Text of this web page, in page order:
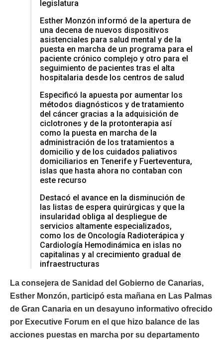
legislatura
Esther Monzón informó de la apertura de
una decena de nuevos dispositivos
asistenciales para salud mental y de la
puesta en marcha de un programa para el
paciente crónico complejo y otro para el
seguimiento de pacientes tras el alta
hospitalaria desde los centros de salud
Especificó la apuesta por aumentar los
métodos diagnósticos y de tratamiento
del cáncer gracias a la adquisición de
ciclotrones y de la protonterapia así
como la puesta en marcha de la
administración de los tratamientos a
domicilio y de los cuidados paliativos
domiciliarios en Tenerife y Fuerteventura,
islas que hasta ahora no contaban con
este recurso
Destacó el avance en la disminución de
las listas de espera quirúrgicas y que la
insularidad obliga al despliegue de
servicios altamente especializados,
como los de Oncología Radioterápica y
Cardiología Hemodinámica en islas no
capitalinas y al crecimiento gradual de
infraestructuras
La consejera de Sanidad del Gobierno de Canarias,
Esther Monzón, participó esta mañana en Las Palmas
de Gran Canaria en un desayuno informativo ofrecido
por Executive Forum en el que hizo balance de las
acciones puestas en marcha por su departamento